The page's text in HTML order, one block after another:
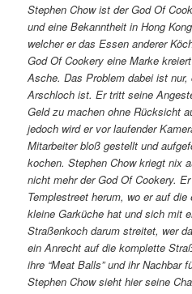
Stephen Chow ist der God Of
und eine Bekanntheit in Hong
welcher er das Essen anderer
God Of Cookery eine Marke
Asche. Das Problem dabei ist
Arschloch ist. Er tritt seine
Geld zu machen ohne Rücksicht
jedoch wird er vor laufender
Mitarbeiter bloß gestellt und
kochen. Stephen Chow kriegt nix
nicht mehr der God Of Cookery.
Templestreet herum, wo er auf
kleine Garküche hat und sich mit
Straßenkoch darum streitet, wer
ein Anrecht auf die komplette
ihre “Meat Balls” und ihr Nachbar
Stephen Chow sieht hier seine